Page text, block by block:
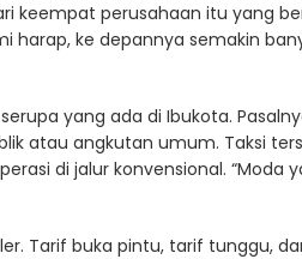
keempat perusahaan itu yang
harap, ke depannya semakin
yang ada di Ibukota.
atau angkutan umum. Taksi
di jalur konvensional. “Moda
Tarif buka pintu, tarif tunggu,